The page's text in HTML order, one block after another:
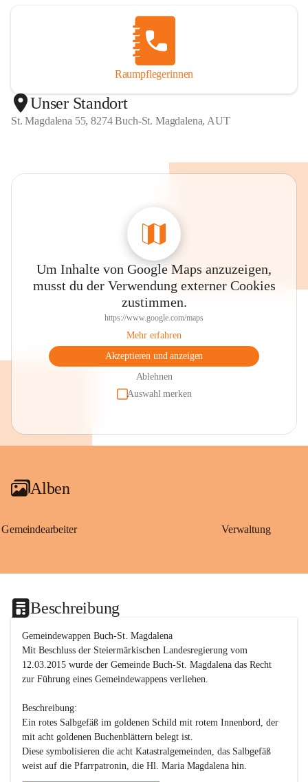
Raumpflegerinnen
Unser Standort
St. Magdalena 55, 8274 Buch-St. Magdalena, AUT
Um Inhalte von Google Maps anzuzeigen,
musst du der Verwendung externer Cookies
zustimmen.
https://www.google.com/maps
Mehr erfahren
Akzeptieren und anzeigen
Ablehnen
Auswahl merken
Alben
Gemeindearbeiter Verwaltung
Beschreibung
Gemeindewappen Buch-St. Magdalena
Mit Beschluss der Steiermärkischen Landesregierung vom
12.03.2015 wurde der Gemeinde Buch-St. Magdalena das Recht
zur Führung eines Gemeindewappens verliehen.
Beschreibung:
Ein rotes Salbgefäß im goldenen Schild mit rotem Innenbord, der
mit acht goldenen Buchenblättern belegt ist.
Diese symbolisieren die acht Katastralgemeinden, das Salbgefäß